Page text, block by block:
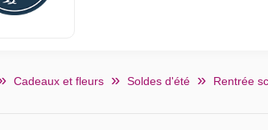
Cadeaux et fleurs Soldes d'été Rentrée